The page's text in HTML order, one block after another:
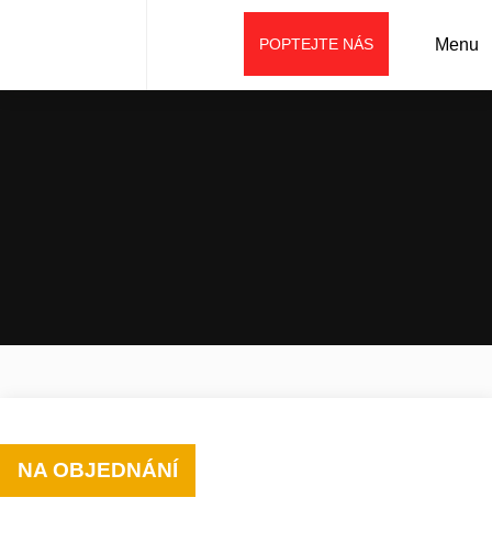
Menu
POPTEJTE NÁS
NA OBJEDNÁNÍ